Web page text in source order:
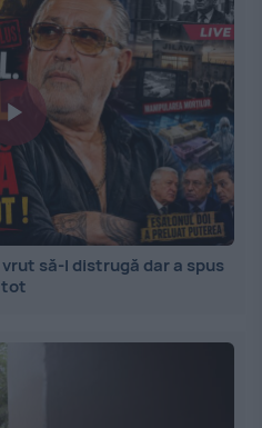
să-l distrugă dar a spus
tot